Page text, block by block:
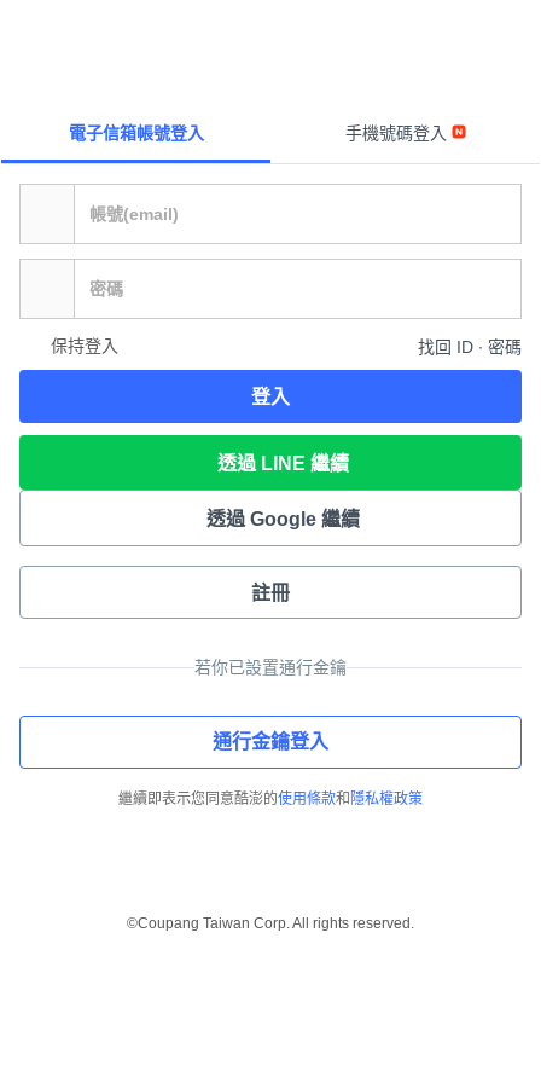
電子信箱帳號登入 手機號碼登入
保持登入 找回 ID ∙ 密碼
登入
透過 LINE 繼續
透過 Google 繼續
註冊
若你已設置通行金鑰
通行金鑰登入
繼續即表示您同意酷澎的使用條款和 隱私權政策
©Coupang Taiwan Corp. All rights reserved.